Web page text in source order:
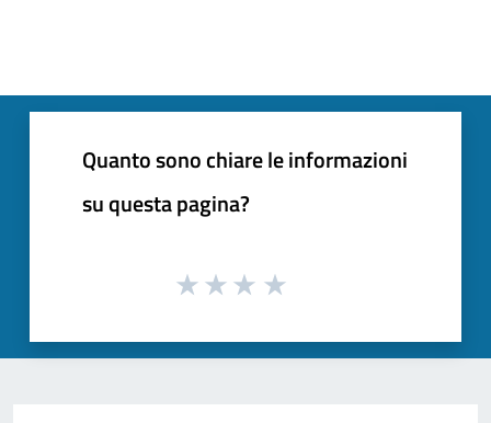
Quanto sono chiare le informazioni
su questa pagina?